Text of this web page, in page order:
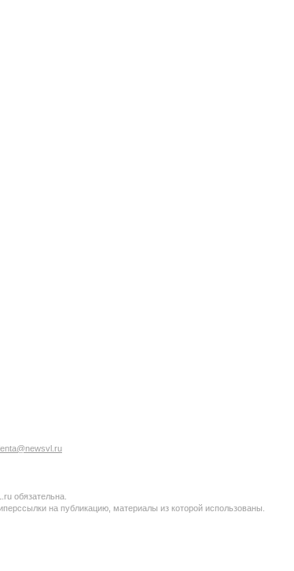
обязательна.
на публикацию, материалы из которой использованы.